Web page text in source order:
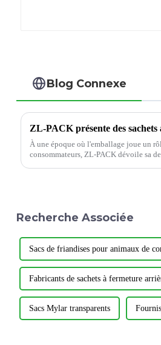
Blog Connexe
À une époque où l'emballage joue un
consommateurs, ZL-PACK dévoile sa
Recherche Associée
Sacs de friandises pour animaux de
Fabricants de sachets à fermeture
Sacs Mylar transparents